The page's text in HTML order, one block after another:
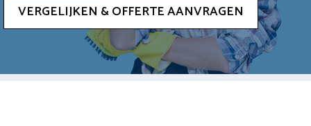
VERGELIJKEN & OFFERTE AANVRAGEN